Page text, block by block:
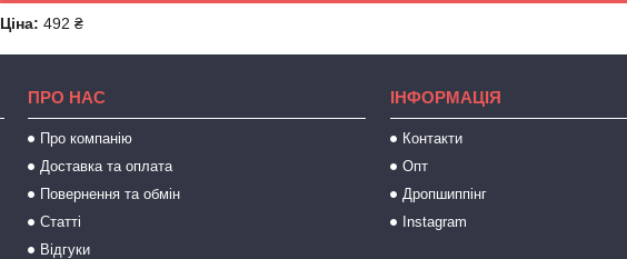
Ціна: 492 ₴
ПРО НАС
Про компанію
Доставка та оплата
Повернення та обмін
Статті
Відгуки
ІНФОРМАЦІЯ
Контакти
Опт
Дропшиппінг
Instagram